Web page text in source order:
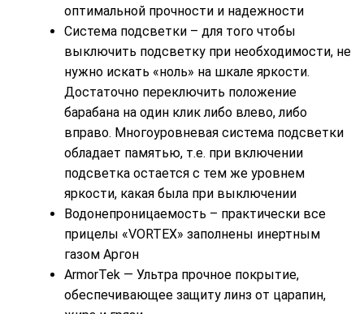
оптимальной прочности и надежности
Система подсветки – для того чтобы
выключить подсветку при необходимости, не
нужно искать «ноль» на шкале яркости.
Достаточно переключить положение
барабана на один клик либо влево, либо
вправо. Многоуровневая система подсветки
обладает памятью, т.е. при включении
подсветка остается с тем же уровнем
яркости, какая была при выключении
Водонепроницаемость – практически все
прицелы «VORTEX» заполнены инертным
газом Аргон
ArmorTek — Ультра прочное покрытие,
обеспечивающее защиту линз от царапин,